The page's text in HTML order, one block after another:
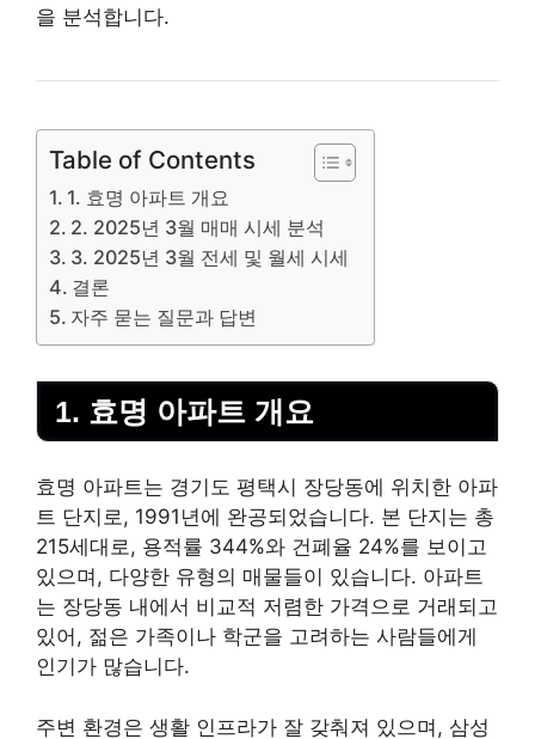
을 분석합니다.
Table of Contents
1. 효명 아파트 개요
2. 2025년 3월 매매 시세 분석
3. 2025년 3월 전세 및 월세 시세
결론
자주 묻는 질문과 답변
1. 효명 아파트 개요
효명 아파트는 경기도 평택시 장당동에 위치한 아파
트 단지로, 1991년에 완공되었습니다. 본 단지는 총
215세대로, 용적률 344%와 건폐율 24%를 보이고
있으며, 다양한 유형의 매물들이 있습니다. 아파트
는 장당동 내에서 비교적 저렴한 가격으로 거래되고
있어, 젊은 가족이나 학군을 고려하는 사람들에게
인기가 많습니다.
주변 환경은 생활 인프라가 잘 갖춰져 있으며, 삼성